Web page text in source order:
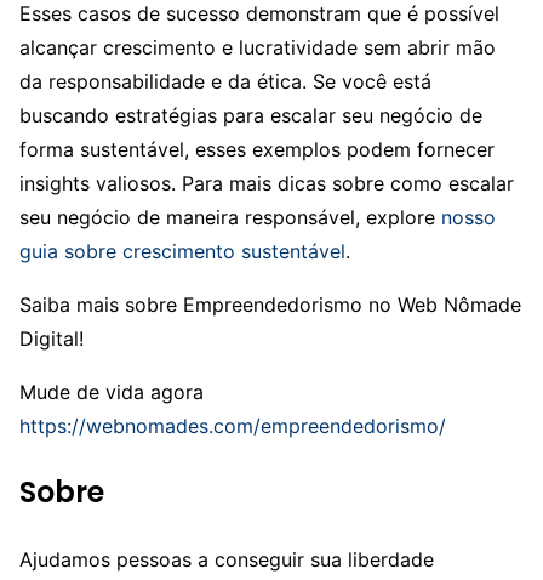
Esses casos de sucesso demonstram que é possível
alcançar crescimento e lucratividade sem abrir mão
da responsabilidade e da ética. Se você está
buscando estratégias para escalar seu negócio de
forma sustentável, esses exemplos podem fornecer
insights valiosos. Para mais dicas sobre como escalar
seu negócio de maneira responsável, explore nosso
guia sobre crescimento sustentável.
Saiba mais sobre Empreendedorismo no Web Nômade
Digital!
Mude de vida agora
https://webnomades.com/empreendedorismo/
Sobre
Ajudamos pessoas a conseguir sua liberdade